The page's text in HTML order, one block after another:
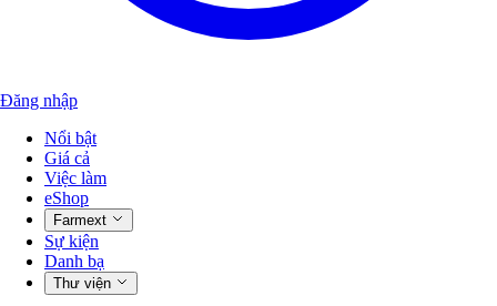
Đăng nhập
Nổi bật
Giá cả
Việc làm
eShop
Farmext
Sự kiện
Danh bạ
Thư viện